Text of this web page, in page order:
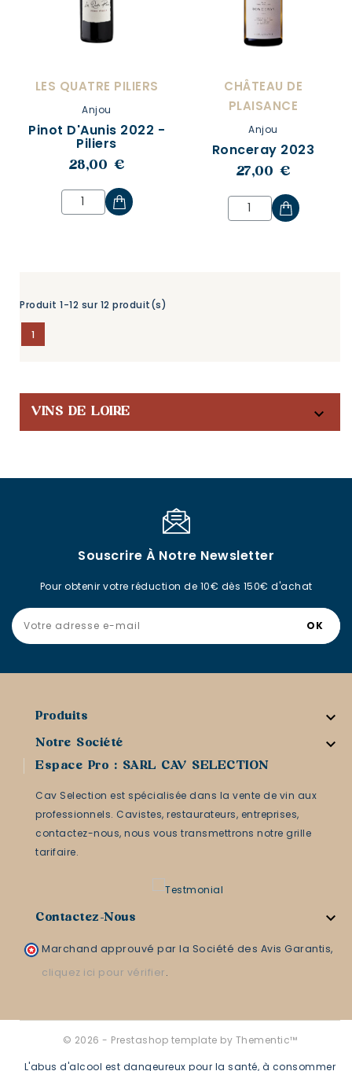
LES QUATRE PILIERS
Anjou
Pinot D'Aunis 2022 -
Piliers
28,00 €
CHÂTEAU DE
PLAISANCE
Anjou
Ronceray 2023
27,00 €
Produit 1-12 sur 12 produit(s)
1
VINS DE LOIRE 
Souscrire À Notre Newsletter
Pour obtenir votre réduction de 10€ dès 150€ d'achat
Produits 
Notre Société 
Espace Pro : SARL CAV SELECTION
Cav Selection est spécialisée dans la vente de vin aux
professionnels. Cavistes, restaurateurs, entreprises,
contactez-nous, nous vous transmettrons notre grille
tarifaire.
Contactez-Nous 
Marchand approuvé par la Société des Avis Garantis,
cliquez ici pour vérifier.
© 2026 - Prestashop template by Thementic™
L'abus d'alcool est dangeureux pour la santé, à consommer